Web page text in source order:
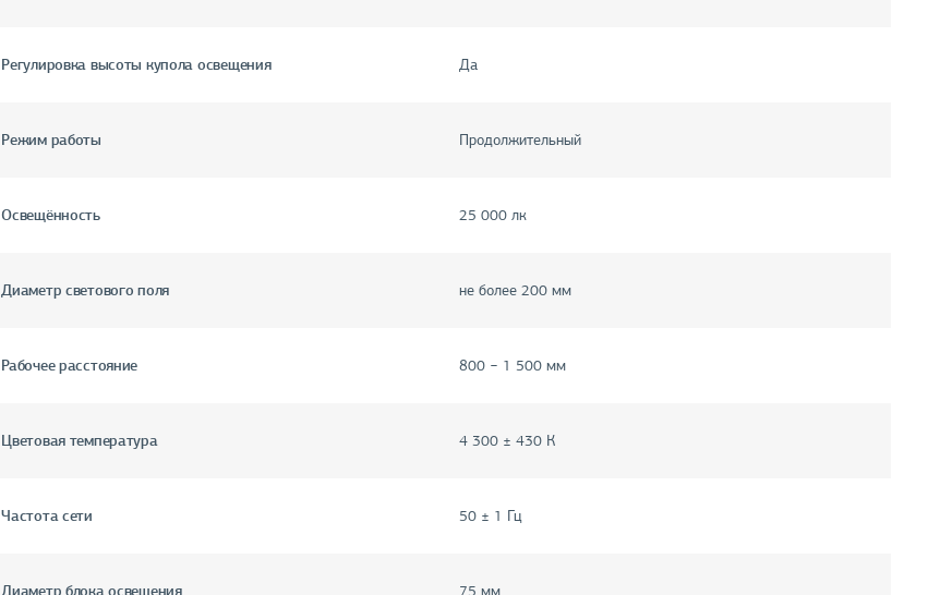
Регулировка высоты купола освещения Да
Режим работы Продолжительный
Освещённость 25 000 лк
Диаметр светового поля не более 200 мм
Рабочее расстояние 800 − 1 500 мм
Цветовая температура 4 300 ± 430 К
Частота сети 50 ± 1 Гц
Диаметр блока освещения 75 мм